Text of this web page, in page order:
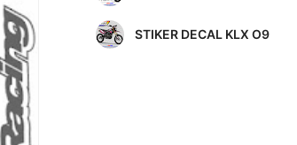
STIKER DECAL KLX O9